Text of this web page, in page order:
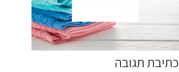
כתיבת תגובה